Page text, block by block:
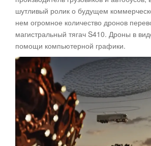
шутливый ролик о будущем
нем огромное количество дронов
магистральный тягач S410. Дроны в
помощи компьютерной графики.